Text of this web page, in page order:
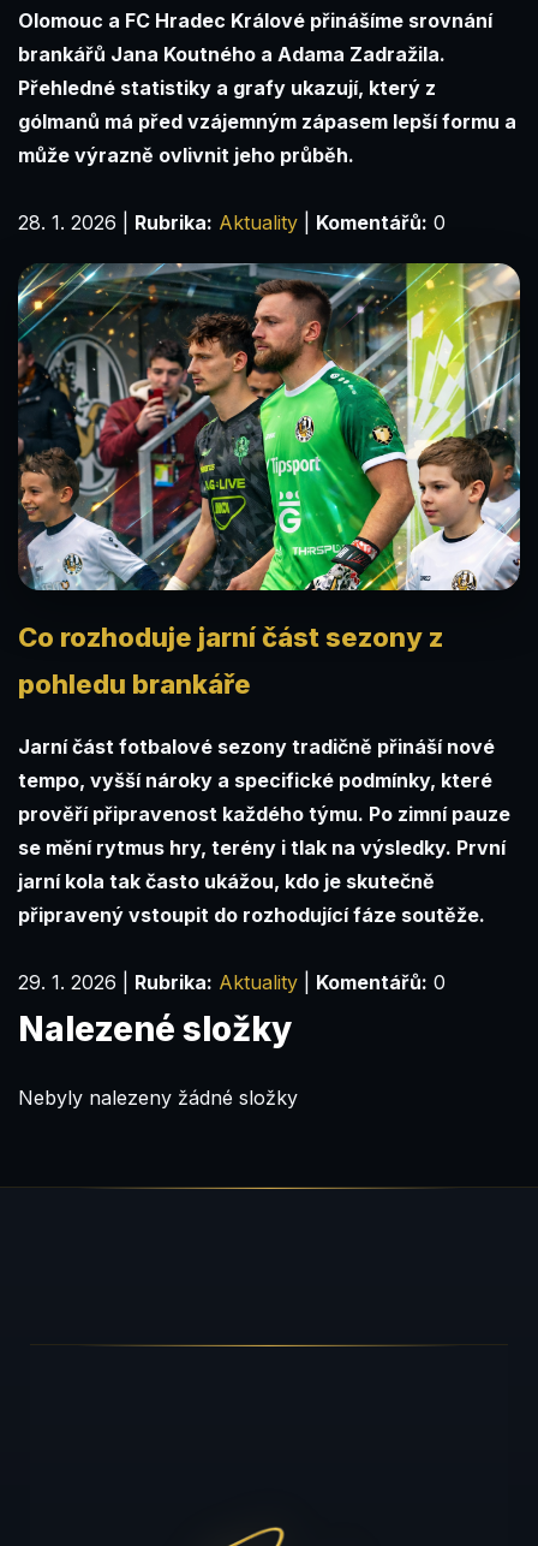
Olomouc a FC Hradec Králové přinášíme srovnání
brankářů Jana Koutného a Adama Zadražila.
Přehledné statistiky a grafy ukazují, který z
gólmanů má před vzájemným zápasem lepší formu a
může výrazně ovlivnit jeho průběh.
28. 1. 2026 Rubrika: Aktuality Komentářů: 0
Co rozhoduje jarní část sezony z
pohledu brankáře
Jarní část fotbalové sezony tradičně přináší nové
tempo, vyšší nároky a specifické podmínky, které
prověří připravenost každého týmu. Po zimní pauze
se mění rytmus hry, terény i tlak na výsledky. První
jarní kola tak často ukážou, kdo je skutečně
připravený vstoupit do rozhodující fáze soutěže.
29. 1. 2026 Rubrika: Aktuality Komentářů: 0
Nalezené složky
Nebyly nalezeny žádné složky